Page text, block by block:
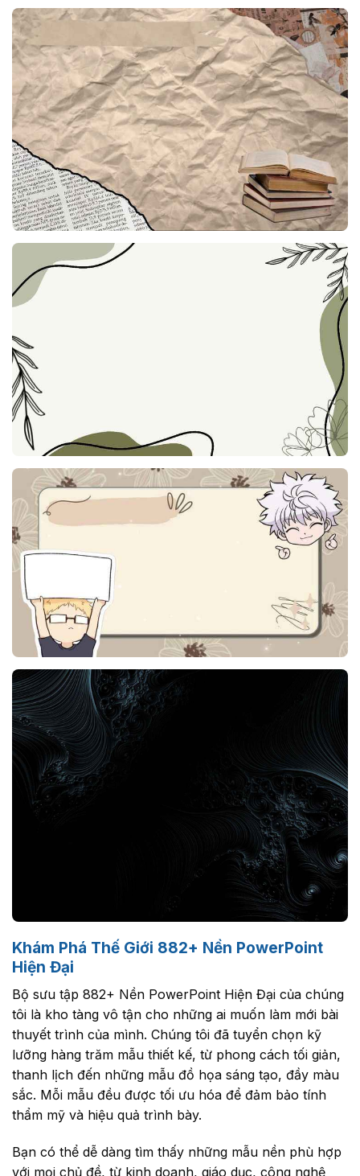
Khám Phá Thế Giới 882+ Nền PowerPoint
Hiện Đại
Bộ sưu tập 882+ Nền PowerPoint Hiện Đại của chúng
tôi là kho tàng vô tận cho những ai muốn làm mới bài
thuyết trình của mình. Chúng tôi đã tuyển chọn kỹ
lưỡng hàng trăm mẫu thiết kế, từ phong cách tối giản,
thanh lịch đến những mẫu đồ họa sáng tạo, đầy màu
sắc. Mỗi mẫu đều được tối ưu hóa để đảm bảo tính
thẩm mỹ và hiệu quả trình bày.
Bạn có thể dễ dàng tìm thấy những mẫu nền phù hợp
với mọi chủ đề, từ kinh doanh, giáo dục, công nghệ